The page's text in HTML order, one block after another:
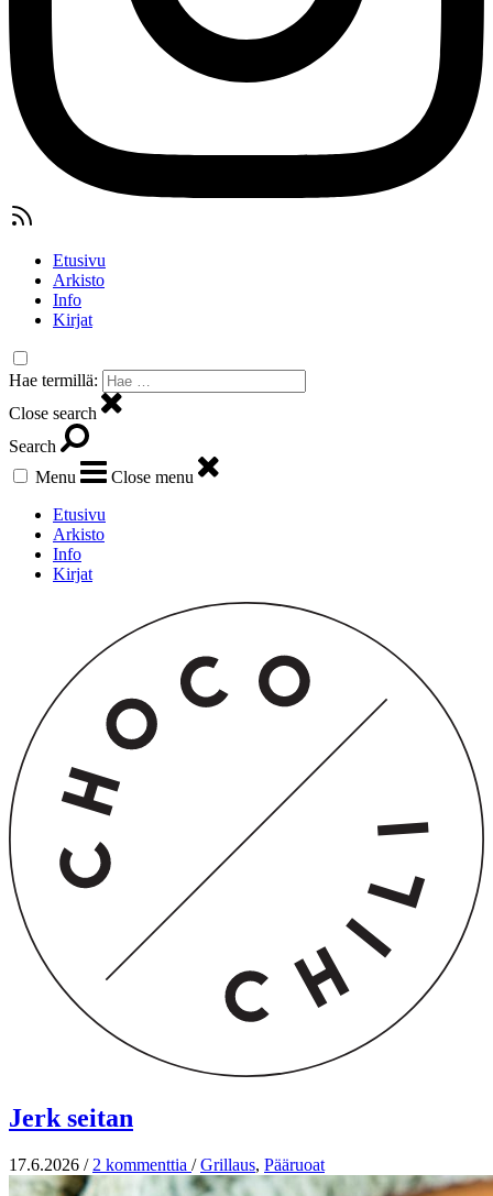
Etusivu
Arkisto
Info
Kirjat
Hae termillä:
Close search
Search
Menu
Close menu
Etusivu
Arkisto
Info
Kirjat
Jerk seitan
17.6.2026 / 2 kommenttia / Grillaus, Pääruoat